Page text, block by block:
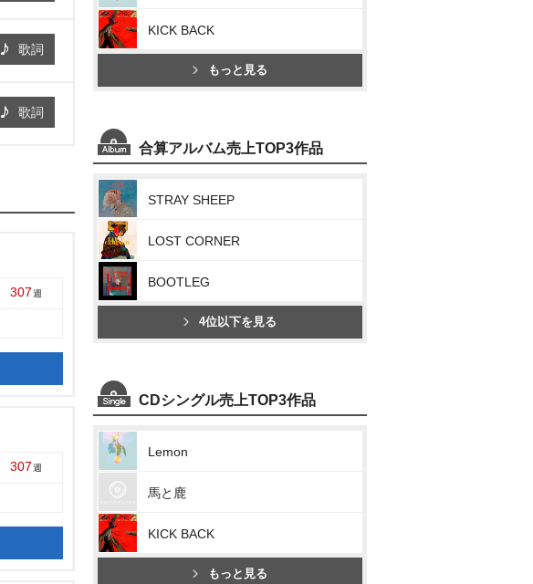
歌詞
歌詞
307週
307週
KICK BACK
もっと見る
合算アルバム売上TOP3作品
STRAY SHEEP
LOST CORNER
BOOTLEG
4位以下を見る
CDシングル売上TOP3作品
Lemon
馬と鹿
KICK BACK
もっと見る